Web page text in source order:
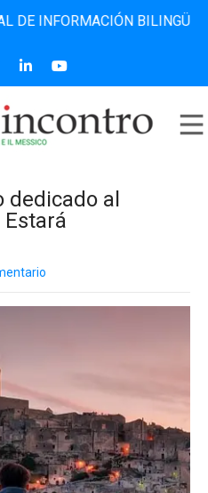
BILINGÜE QUE
dedicado al